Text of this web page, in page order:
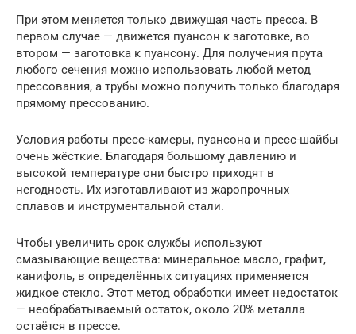
При этом меняется только движущая часть пресса. В
первом случае — движется пуансон к заготовке, во
втором — заготовка к пуансону. Для получения прута
любого сечения можно использовать любой метод
прессования, а трубы можно получить только благодаря
прямому прессованию.
Условия работы пресс-камеры, пуансона и пресс-шайбы
очень жёсткие. Благодаря большому давлению и
высокой температуре они быстро приходят в
негодность. Их изготавливают из жаропрочных
сплавов и инструментальной стали.
Чтобы увеличить срок службы используют
смазывающие вещества: минеральное масло, графит,
канифоль, в определённых ситуациях применяется
жидкое стекло. Этот метод обработки имеет недостаток
— необрабатываемый остаток, около 20% металла
остаётся в прессе.